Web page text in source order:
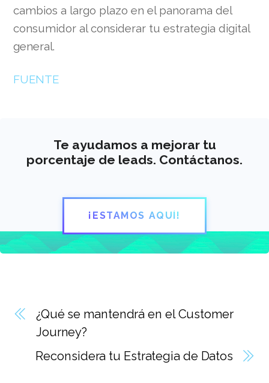
cambios a largo plazo en el panorama del
consumidor al considerar tu estrategia digital
general.
FUENTE
Te ayudamos a mejorar tu
porcentaje de leads. Contáctanos.
¡ESTAMOS AQUÍ!
¿Qué se mantendrá en el Customer
Journey?
Reconsidera tu Estrategia de Datos